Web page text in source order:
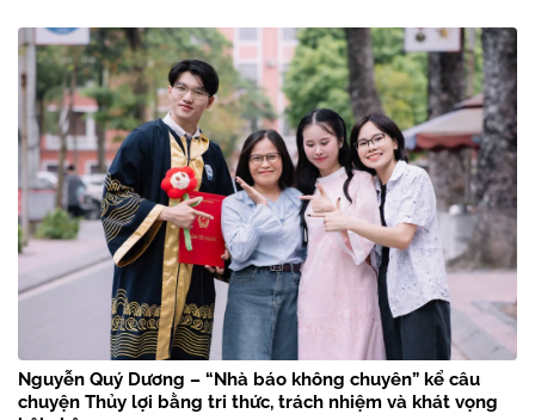
Tập huấn kỹ năng sản xuất video ngắn bằng AI tại Trường
Đại học Thủy lợi